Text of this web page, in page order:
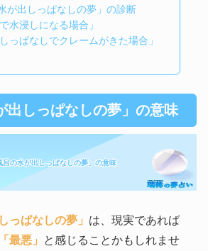
が出しっぱなしの夢」の診断
水浸しになる場合」
しっぱなしでクレームがきた場合」
出しっぱなしの夢」の意味
呂の水が出しっぱなしの夢」の意味
っぱなしの夢」 は、現実であれば
「最悪」
と感じることかもしれませ